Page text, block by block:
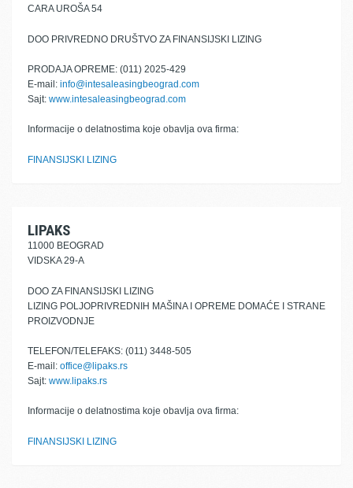
CARA UROŠA 54
DOO PRIVREDNO DRUŠTVO ZA FINANSIJSKI LIZING
PRODAJA OPREME: (011) 2025-429
E-mail: info@intesaleasingbeograd.com
Sajt: www.intesaleasingbeograd.com
Informacije o delatnostima koje obavlja ova firma:
FINANSIJSKI LIZING
LIPAKS
11000 BEOGRAD
VIDSKA 29-A
DOO ZA FINANSIJSKI LIZING
LIZING POLJOPRIVREDNIH MAŠINA I OPREME DOMAĆE I STRANE
PROIZVODNJE
TELEFON/TELEFAKS: (011) 3448-505
E-mail: office@lipaks.rs
Sajt: www.lipaks.rs
Informacije o delatnostima koje obavlja ova firma:
FINANSIJSKI LIZING